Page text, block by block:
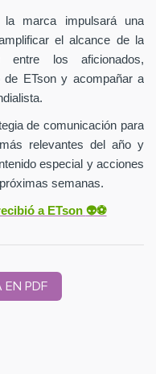
la marca impulsará una
el alcance de la
entre los aficionados,
de ETson y acompañar a
de comunicación para
relevantes del año y
especial y acciones
semanas.
a ETson 👽⚽️
EN PDF